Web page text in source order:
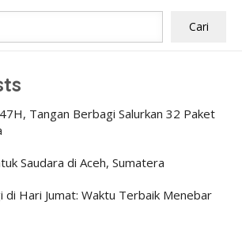
Cari
Tangan Berbagi Salurkan 32 Paket
Saudara di Aceh, Sumatera
di Hari Jumat: Waktu Terbaik Menebar